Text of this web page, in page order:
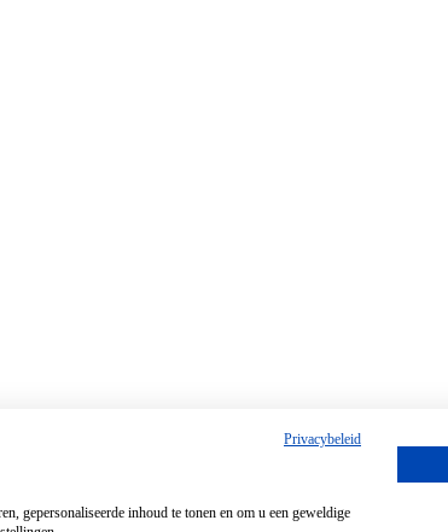
Privacybeleid
gepersonaliseerde inhoud te tonen en om u een geweldige